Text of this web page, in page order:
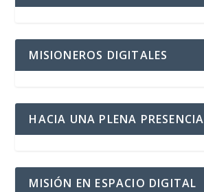
MISIONEROS DIGITALES
HACIA UNA PLENA PRESENCIA
MISIÓN EN ESPACIO DIGITAL